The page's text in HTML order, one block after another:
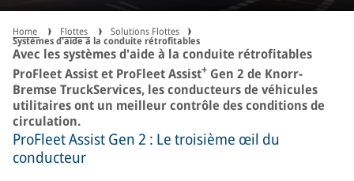
Home Flottes Solutions Flottes
Systèmes d'aide à la conduite rétrofitables
Avec les systèmes d'aide à la conduite rétrofitables
ProFleet Assist et ProFleet Assist+ Gen 2 de Knorr-
Bremse TruckServices, les conducteurs de véhicules
utilitaires ont un meilleur contrôle des conditions de
circulation.
ProFleet Assist Gen 2 : Le troisième œil du
conducteur